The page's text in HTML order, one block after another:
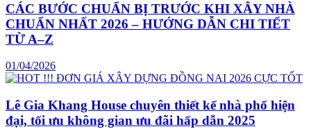
CÁC BƯỚC CHUẨN BỊ TRƯỚC KHI XÂY NHÀ
CHUẨN NHẤT 2026 – HƯỚNG DẪN CHI TIẾT
TỪ A–Z
01/04/2026
Lê Gia Khang House chuyên thiết kế nhà phố hiện
đại, tối ưu không gian ưu đãi hấp dẫn 2025